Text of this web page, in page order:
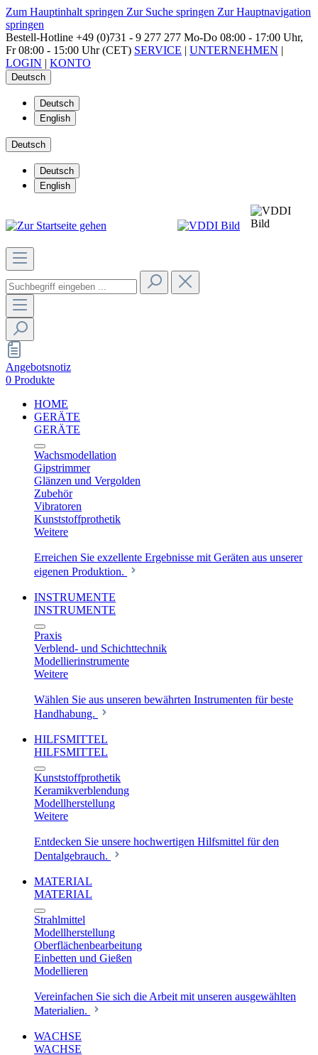
Zum Hauptinhalt springen Zur Suche springen Zur Hauptnavigation
springen
Bestell-Hotline +49 (0)731 - 9 277 277 Mo-Do 08:00 - 17:00 Uhr,
Fr 08:00 - 15:00 Uhr (CET) SERVICE | UNTERNEHMEN |
LOGIN | KONTO
Deutsch
Deutsch
English
Deutsch
Deutsch
English
Angebotsnotiz
0 Produkte
HOME
GERÄTE
GERÄTE
Wachsmodellation
Gipstrimmer
Glänzen und Vergolden
Zubehör
Vibratoren
Kunststoffprothetik
Weitere
Erreichen Sie exzellente Ergebnisse mit Geräten aus unserer
eigenen Produktion.
INSTRUMENTE
INSTRUMENTE
Praxis
Verblend- und Schichttechnik
Modellierinstrumente
Weitere
Wählen Sie aus unseren bewährten Instrumenten für beste
Handhabung.
HILFSMITTEL
HILFSMITTEL
Kunststoffprothetik
Keramikverblendung
Modellherstellung
Weitere
Entdecken Sie unsere hochwertigen Hilfsmittel für den
Dentalgebrauch.
MATERIAL
MATERIAL
Strahlmittel
Modellherstellung
Oberflächenbearbeitung
Einbetten und Gießen
Modellieren
Vereinfachen Sie sich die Arbeit mit unseren ausgewählten
Materialien.
WACHSE
WACHSE